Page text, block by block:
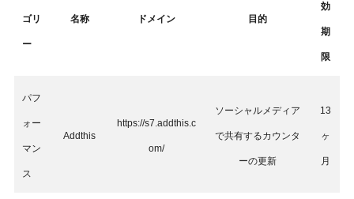
ゴリ
ー
名称 ドメイン 目的
効
期
限
パフ
ォー
マン
ス
Addthis
https://s7.addthis.c
om/
ソーシャルメディア
で共有するカウンタ
ーの更新
13
ヶ
月